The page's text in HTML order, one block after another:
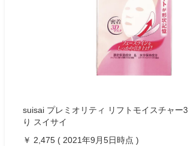
suisai プレミオリティ リフトモイスチャー
り スイサイ
￥ 2,475 ( 2021年9月5日時点 )